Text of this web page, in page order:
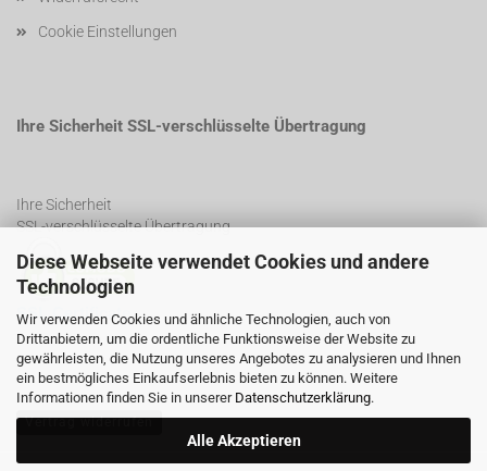
Diese Webseite verwendet Cookies und andere
Technologien
Wir verwenden Cookies und ähnliche Technologien, auch von
Drittanbietern, um die ordentliche Funktionsweise der Website zu
gewährleisten, die Nutzung unseres Angebotes zu analysieren und Ihnen
ein bestmögliches Einkaufserlebnis bieten zu können. Weitere
Informationen finden Sie in unserer Datenschutzerklärung.
Alle Akzeptieren
Cookie Einstellungen
Ihre Sicherheit SSL-verschlüsselte Übertragung
Ihre Sicherheit
SSL-verschlüsselte Übertragung
SSL Certificate
Vertrag widerrufen